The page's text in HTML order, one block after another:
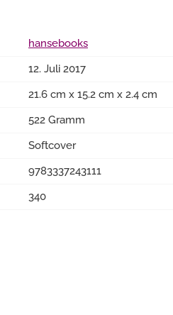
hansebooks
12. Juli 2017
21.6 cm x 15.2 cm x 2.4 cm
522 Gramm
Softcover
9783337243111
340